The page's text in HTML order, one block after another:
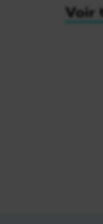
Voir